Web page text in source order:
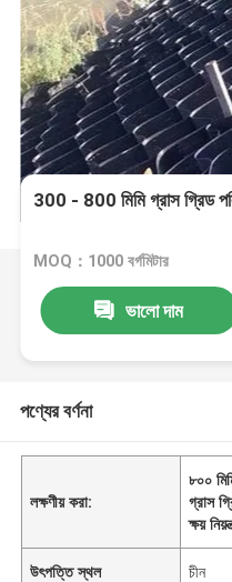
300 - 800 মিমি গ্রাস গ্রিড
MOQ：1000 বর্গমিটার
ভালো দাম
পণ্যের বর্ণনা
লক্ষণীয় করা:
৮০০
গ্রাস
ক্ষয়
উৎপত্তি স্থল চীন